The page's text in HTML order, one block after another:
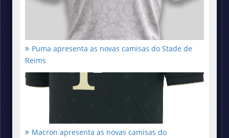
Puma apresenta as novas camisas do Stade de
Reims
Macron apresenta as novas camisas do